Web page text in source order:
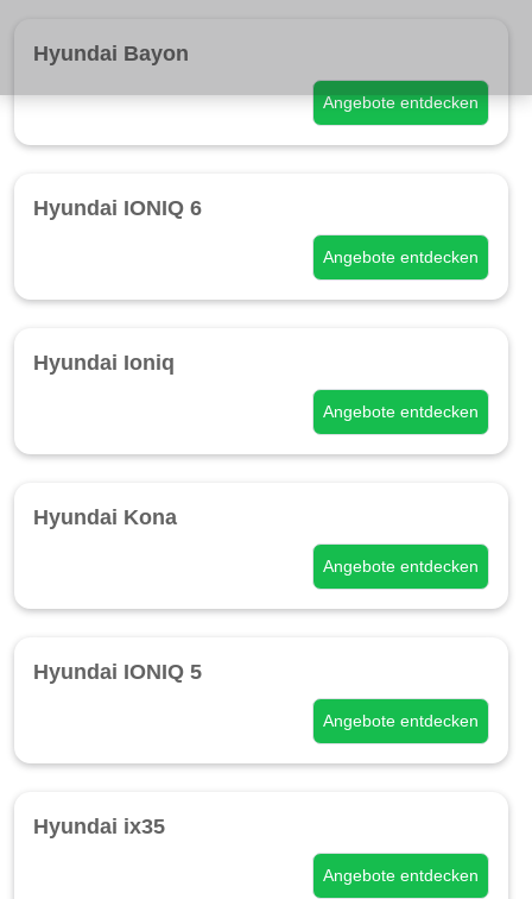
Hyundai Bayon
Angebote entdecken
Hyundai IONIQ 6
Angebote entdecken
Hyundai Ioniq
Angebote entdecken
Hyundai Kona
Angebote entdecken
Hyundai IONIQ 5
Angebote entdecken
Hyundai ix35
Angebote entdecken